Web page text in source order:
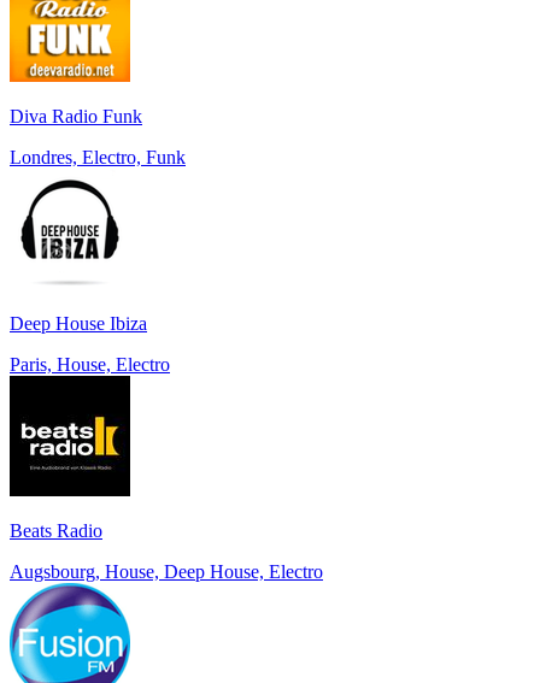
Diva Radio Funk
Londres, Electro, Funk
Deep House Ibiza
Paris, House, Electro
Beats Radio
Augsbourg, House, Deep House, Electro